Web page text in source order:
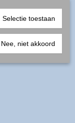
Selectie toestaan
Nee, niet akkoord